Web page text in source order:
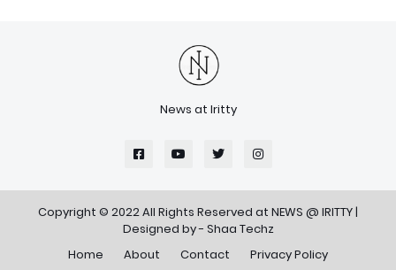
News at Iritty
Copyright © 2022 All Rights Reserved at NEWS @ IRITTY|
Designed by - Shaa Techz
Home
About Contact
Privacy Policy